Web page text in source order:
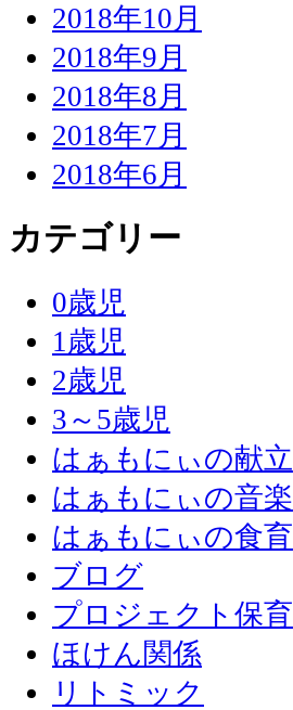
2018年10月
2018年9月
2018年8月
2018年7月
2018年6月
カテゴリー
0歳児
1歳児
2歳児
3～5歳児
はぁもにぃの献立
はぁもにぃの音楽
はぁもにぃの食育
ブログ
プロジェクト保育
ほけん関係
リトミック